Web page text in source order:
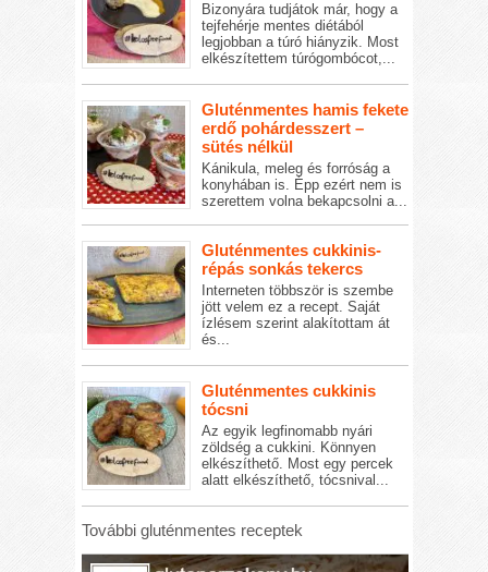
Bizonyára tudjátok már, hogy a
tejfehérje mentes diétából
legjobban a túró hiányzik. Most
elkészítettem túrógombócot,...
Gluténmentes hamis fekete
erdő pohárdesszert –
sütés nélkül
Kánikula, meleg és forróság a
konyhában is. Épp ezért nem is
szerettem volna bekapcsolni a...
Gluténmentes cukkinis-
répás sonkás tekercs
Interneten többször is szembe
jött velem ez a recept. Saját
ízlésem szerint alakítottam át
és...
Gluténmentes cukkinis
tócsni
Az egyik legfinomabb nyári
zöldség a cukkini. Könnyen
elkészíthető. Most egy percek
alatt elkészíthető, tócsnival...
További gluténmentes receptek